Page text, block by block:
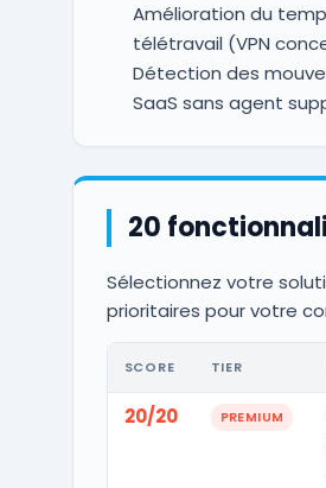
Amélioration du
télétravail (VPN
Détection des
SaaS sans agent
20
Sélectionnez votre
prioritaires pour votre
SCORE TIER
20/20 PREMIUM